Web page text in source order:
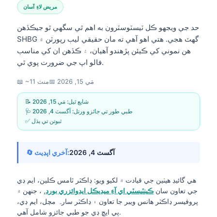
مريض لاءِ آسان
حد جي ويجهو ڪل ٽيسٽوسٽرون به اهم ٿي سگهي ٿو جيڪڏهن
SHBG گهٽ هجي. هتي اهو آهي ته مان حقيقي ليب رپورٽن ۾
هن نموني کي ڪيئن پڙهندو آهيان، ۽ ڪڏهن ان کي مناسب
فالو اپ جي ضرورت پوي ٿي.
📖 ~11 منٽ📅 مَي 15, 2026
📝 شايع ٿيل: مَي 15, 2026
🩺 طبي طور تي جائزو ورتل:آگسٽ 4, 2026
✅ ثبوتن تي ٻڌل
🔄 آخري اپڊيٽ: آگسٽ 4, 2026
هي گائيڊ هيٺين جي قيادت ۾ لکيو ويو: ڊاڪٽر ٿامس ڪلين، ايم ڊي
جي تعاون سان ڪينٽيسٽي اي آءِ ميڊيڪل ايڊوائزري بورڊ, ، جنهن ۾
پروفيسر ڊاڪٽر هانس ويبر جا تعاون ۽ ڊاڪٽر سارہ مچل، ايم ڊي،
پي ايڇ ڊي جو طبي جائزو شامل آهي.